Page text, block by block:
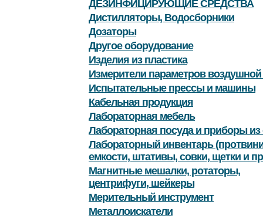
ДЕЗИНФИЦИРУЮЩИЕ СРЕДСТВА
Дистилляторы, Водосборники
Дозаторы
Другое оборудование
Изделия из пластика
Измерители параметров
Испытательные прессы и машины
Кабельная продукция
Лабораторная мебель
Лабораторная посуда и приборы из
Лабораторный инвентарь
емкости, штативы, совки, щетки и
Магнитные мешалки, ротаторы,
центрифуги, шейкеры
Мерительный инструмент
Металлоискатели